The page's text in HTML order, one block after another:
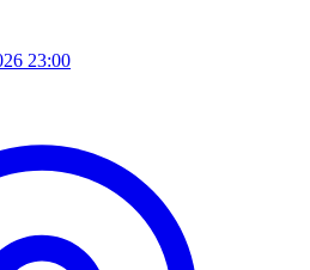
23:00